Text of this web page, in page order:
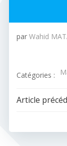
par Wahid
Catégories :
de
Article